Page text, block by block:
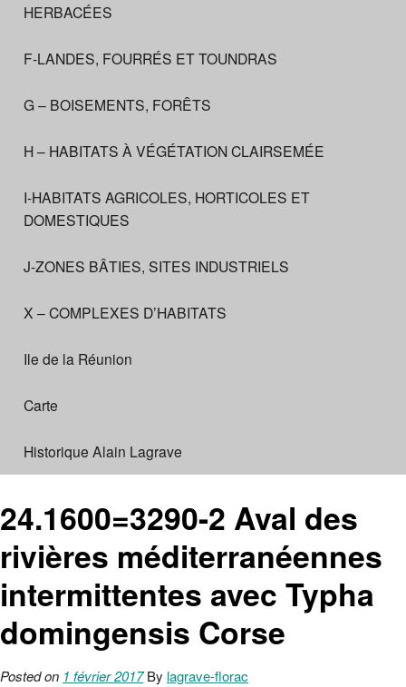
HERBACÉES
F-LANDES, FOURRÉS ET TOUNDRAS
G – BOISEMENTS, FORÊTS
H – HABITATS À VÉGÉTATION CLAIRSEMÉE
I-HABITATS AGRICOLES, HORTICOLES ET
DOMESTIQUES
J-ZONES BÂTIES, SITES INDUSTRIELS
X – COMPLEXES D’HABITATS
Ile de la Réunion
Carte
Historique Alain Lagrave
24.1600=3290-2 Aval des
rivières méditerranéennes
intermittentes avec Typha
domingensis Corse
Posted on 1 février 2017By lagrave-florac